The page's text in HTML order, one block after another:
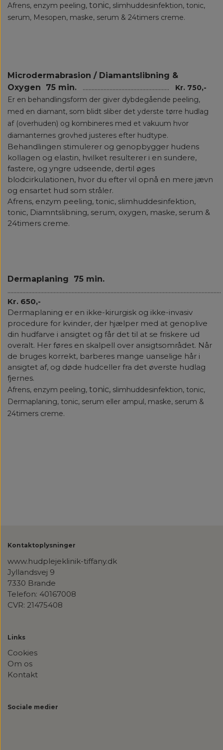
Afrens, enzym peeling, tonic, slimhuddesinfektion, tonic,
serum, Mesopen, maske, serum & 24timers creme.
Microdermabrasion / Diamantslibning &
Oxygen 75 min. .......................................................... Kr. 750,-
Er en behandlingsform der giver dybdegående peeling,
med en diamant, som blidt sliber det yderste tørre hudlag
af (overhuden) og kombineres med et vakuum hvor
diamanternes grovhed justeres efter hudtype.
Behandlingen stimulerer og genopbygger hudens
kollagen og elastin, hvilket resulterer i en sundere,
fastere, og yngre udseende, dertil øges
blodcirkulationen, hvor du efter vil opnå en mere jævn
og ensartet hud som stråler.
Afrens, enzym peeling, tonic, slimhuddesinfektion,
tonic, Diamntslibning, serum, oxygen, maske, serum &
24timers creme.
Dermaplaning 75 min.
Kr. 650,-
Dermaplaning er en ikke-kirurgisk og ikke-invasiv
procedure for kvinder, der hjælper med at genoplive
din hudfarve i ansigtet og får det til at se friskere ud
overalt. Her føres en skalpell over ansigtsområdet. Når
de bruges korrekt, barberes mange uanselige hår i
ansigtet af, og døde hudceller fra det øverste hudlag
fjernes.
Afrens, enzym peeling, tonic, slimhuddesinfektion, tonic,
Dermaplaning, tonic, serum eller ampul, maske, serum &
24timers creme.
Kontaktoplysninger
www.hudplejeklinik-tiffany.dk
Jyllandsvej 9
7330 Brande
Telefon: 40167008
CVR: 21475408
Links
Cookies
Om os
Kontakt
Sociale medier